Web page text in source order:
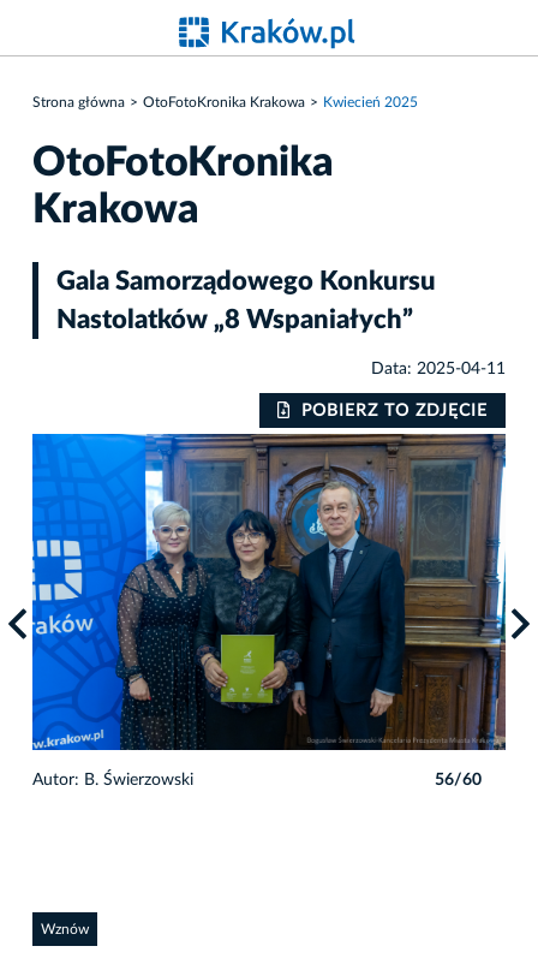
Strona główna OtoFotoKronika Krakowa Kwiecień 2025
OtoFotoKronika
Krakowa
Gala Samorządowego Konkursu
Nastolatków „8 Wspaniałych”
Data: 2025-04-11
POBIERZ TO ZDJĘCIE
Autor: B. Świerzowski 56/60
Wznów